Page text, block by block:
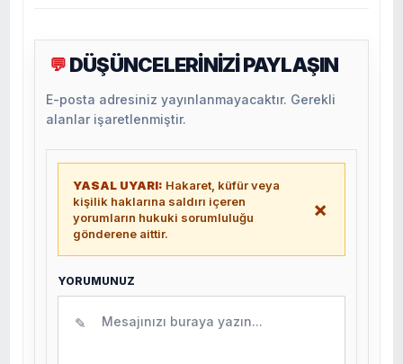
💬 DÜŞÜNCELERİNİZİ PAYLAŞIN
E-posta adresiniz yayınlanmayacaktır. Gerekli
alanlar işaretlenmiştir.
YASAL UYARI: Hakaret, küfür veya
kişilik haklarına saldırı içeren
yorumların hukuki sorumluluğu
gönderene aittir.
×
YORUMUNUZ
✎